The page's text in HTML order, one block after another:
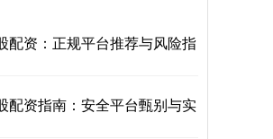
配资：正规平台推荐与风险指
配资指南：安全平台甄别与实